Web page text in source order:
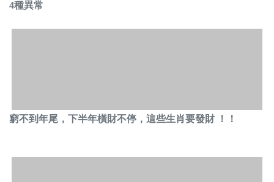
4種異常
窮不到年尾，下半年橫財不停，這些生肖要發財 ！！